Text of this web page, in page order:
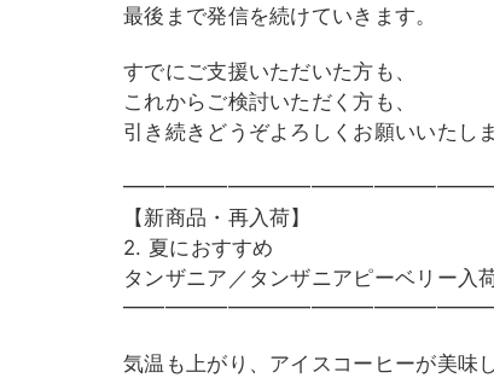
最後まで発信を続けていきます。
すでにご支援いただいた方も、
これからご検討いただく方も、
引き続きどうぞよろしくお願いいたしま
【新商品・再入荷】
2. 夏におすすめ
タンザニア／タンザニアピーベリー入
気温も上がり、アイスコーヒーが美味